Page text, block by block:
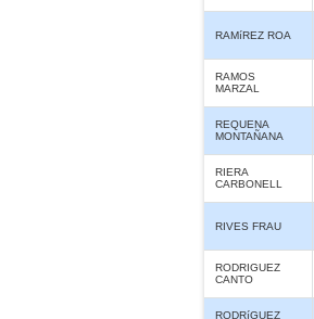
RAMíREZ ROA
RAMOS
MARZAL
REQUENA
MONTAÑANA
RIERA
CARBONELL
RIVES FRAU
RODRIGUEZ
CANTO
RODRíGUEZ